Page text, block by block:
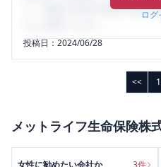
ログ
り、将来の不安や現在の悩み
投稿日：2024/06/28
<< 1
メットライフ生命保険株
女性に勧めたい会社か 3件